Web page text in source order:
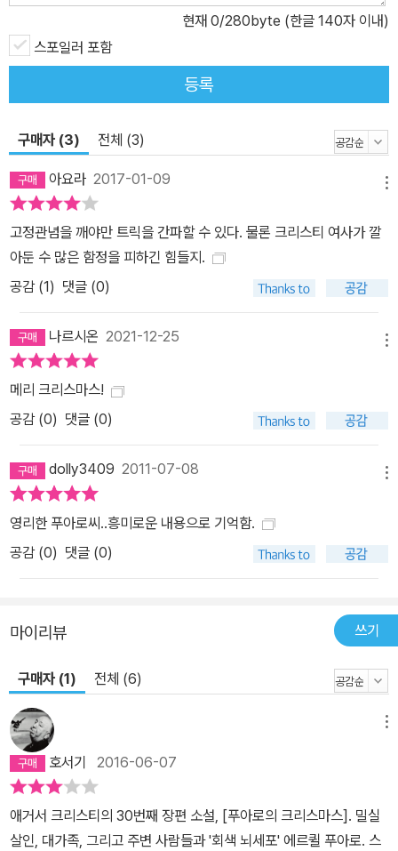
대의 다른 추리물과 다른 점은 언뜻 보기에 아주 평범하고 우아해 보
이는 사람들의 일상에서 빚어진 감정이 범상치 않은 범죄를 낳는 과
정에 있다. 이것은 그녀 자신의 평탄치 않은 삶과 쉽게 상처 받으면서
도 내색하지 않는 예민한 심성에 기인한다. 그녀는 늙어서도 우아한
이외에는 그런 일면을 드러내기 꺼려 꺼려했다. 그렇게 억제된 욕망
을 투영한 크리스티의 소설 속에는 일생 동안 그녀가 품어 왔던 상처
와 애증, 경건함과 독선, 관계의 이면, 대범함과 죄책감 사이에서 고민
하는 인간의 마음이 탁월한 솜씨로 드러나 있다.
현재 0/280byte (한글 140자 이내)
스포일러 포함
등록
구매자 (3) 전체 (3)
아요라 2017-01-09
고정관념을 깨야만 트릭을 간파할 수 있다. 물론 크리스티 여사가 깔
아둔 수 많은 함정을 피하긴 힘들지.
공감 (1) 댓글 (0)
나르시온 2021-12-25
메리 크리스마스!
공감 (0) 댓글 (0)
dolly3409 2011-07-08
영리한 푸아로씨..흥미로운 내용으로 기억함.
공감 (0) 댓글 (0)
마이리뷰 쓰기
구매자 (1) 전체 (6)
호서기 2016-06-07
애거서 크리스티의 30번째 장편 소설, [푸아로의 크리스마스]. 밀실
살인, 대가족, 그리고 주변 사람들과 '회색 뇌세포' 에르퀼 푸아로. 스